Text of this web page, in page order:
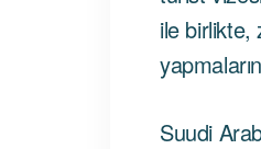
ile
Suudi